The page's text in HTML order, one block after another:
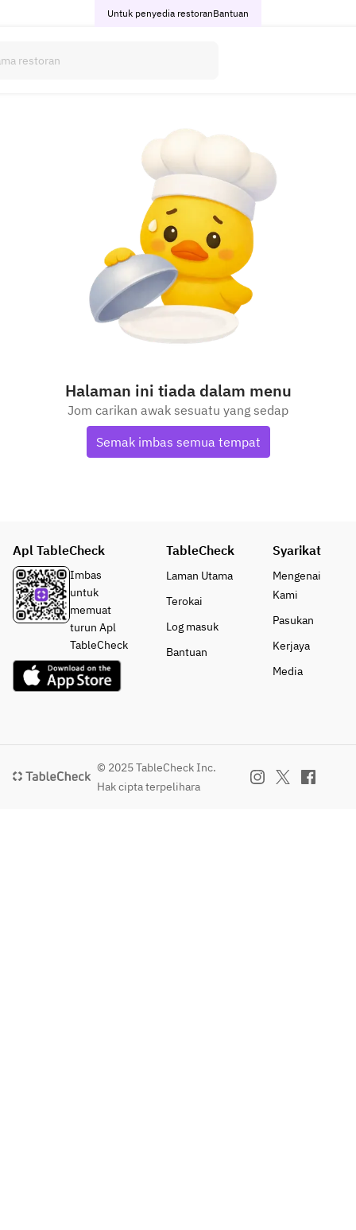
Untuk penyedia restoranBantuan
Halaman ini tiada dalam menu
Jom carikan awak sesuatu yang sedap
Semak imbas semua tempat
Apl TableCheck
Imbas
untuk
memuat
turun Apl
TableCheck
TableCheck
Laman Utama
Terokai
Log masuk
Bantuan
Syarikat
Mengenai
Kami
Pasukan
Kerjaya
Media
© 2025 TableCheck Inc.
Hak cipta terpelihara